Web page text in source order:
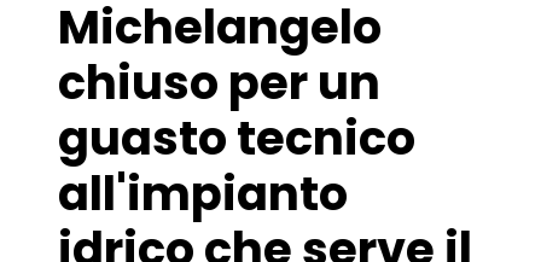
Michelangelo
chiuso per un
guasto tecnico
all'impianto
idrico che serve il